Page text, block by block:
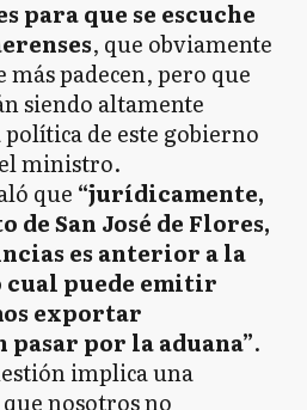
para que se escuche
, que obviamente
más padecen, pero que
siendo altamente
de este gobierno
ministro.
que “jurídicamente,
de San José de Flores,
es anterior a la
cual puede emitir
exportar
por la aduana”.
implica una
nosotros no